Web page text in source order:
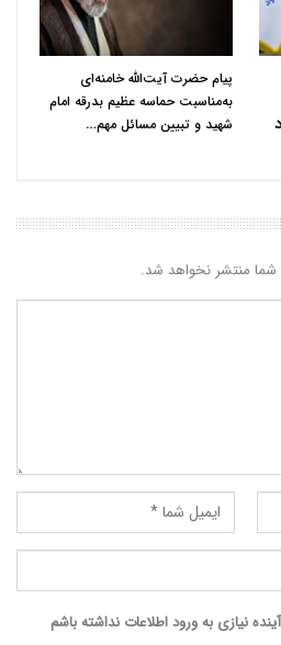
پیام حضرت آیت‌الله خامنه‌ای
به‌مناسبت حماسه عظیم بدرقه امام
شهید و تبیین مسائل مهم…
منتشر نخواهد شد.
نیازی به ورود اطلاعات نداشته باشم